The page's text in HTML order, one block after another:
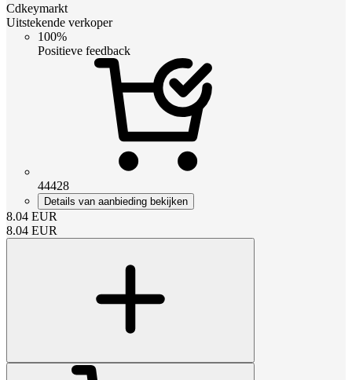
Cdkeymarkt
Uitstekende verkoper
100%
Positieve feedback
44428
Details van aanbieding bekijken
8.04 EUR
8.04 EUR